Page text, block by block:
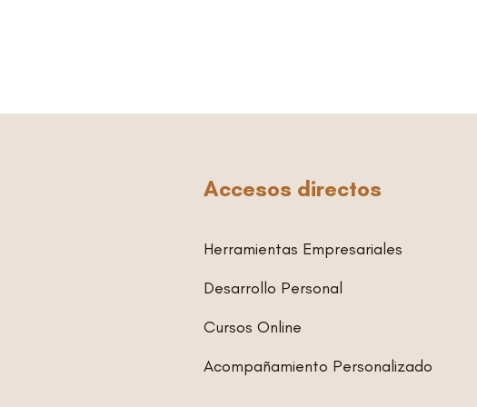
Accesos directos
Herramientas Empresariales
Desarrollo Personal
Cursos Online
Acompañamiento Personalizado